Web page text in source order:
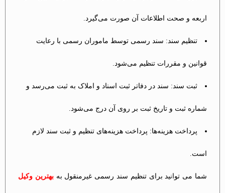
اربعه و صحت اطلاعات آن صورت می‌گیرد.
تنظیم سند: سند رسمی توسط ماموران رسمی با رعایت
قوانین و مقررات تنظیم می‌شود.
ثبت سند: سند در دفاتر ثبت اسناد و املاک به ثبت می‌رسد و
شماره ثبت و تاریخ ثبت بر روی آن درج می‌شود.
پرداخت هزینه‌ها: پرداخت هزینه‌های تنظیم و ثبت سند لازم
است.
شما می توانید برای تنظیم سند رسمی غیرمنقول بهبهترین وکیل